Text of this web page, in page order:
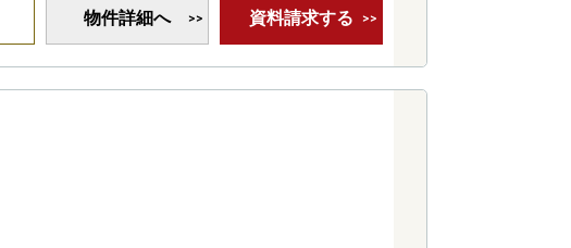
物件詳細へ 資料請求する